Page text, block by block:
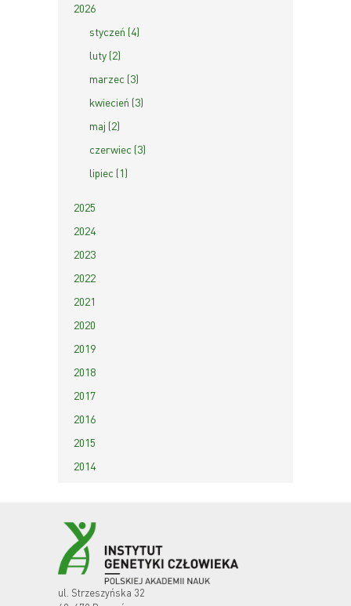
2026
styczeń (4)
luty (2)
marzec (3)
kwiecień (3)
maj (2)
czerwiec (3)
lipiec (1)
2025
2024
2023
2022
2021
2020
2019
2018
2017
2016
2015
2014
ul. Strzeszyńska 32